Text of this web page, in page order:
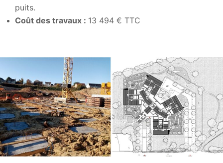
puits.
Coût des travaux : 13 494 € TTC